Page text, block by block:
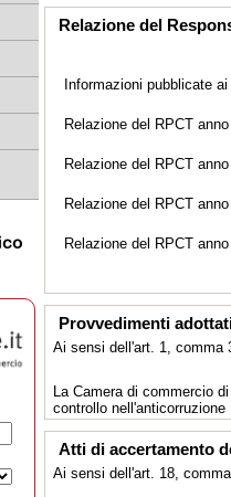
Relazione del
Informazioni pubblicate
Relazione del RPCT
Relazione del RPCT
Relazione del RPCT
Relazione del RPCT
Provvedimenti
Ai sensi dell'art. 1, comma
La Camera di commercio
controllo nell'anticorruzione
Atti di accertamento
Ai sensi dell'art. 18,